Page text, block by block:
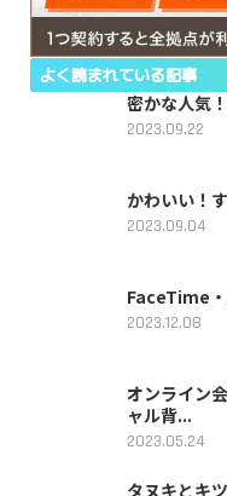
よく読まれている記事
密かな人気
2023.09.22
かわいい！
2023.09.04
FaceTime
2023.12.08
オンライン
ャル背...
2023.05.24
タヌキとキ